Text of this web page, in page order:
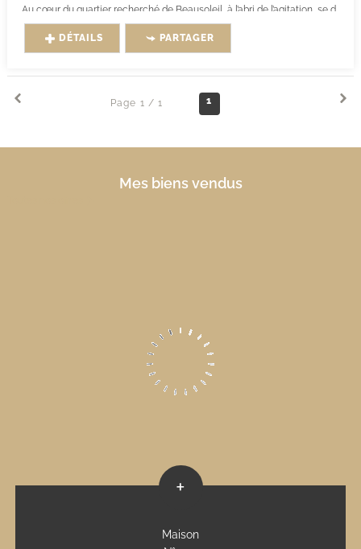
Au cœur du quartier recherché de Beausoleil, à l’abri de l’agitation, se dévoile...
DÉTAILS PARTAGER
Page 1 / 1 1
Mes biens vendus
+
Maison